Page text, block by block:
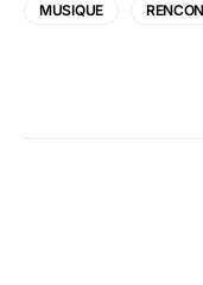
MUSIQUE